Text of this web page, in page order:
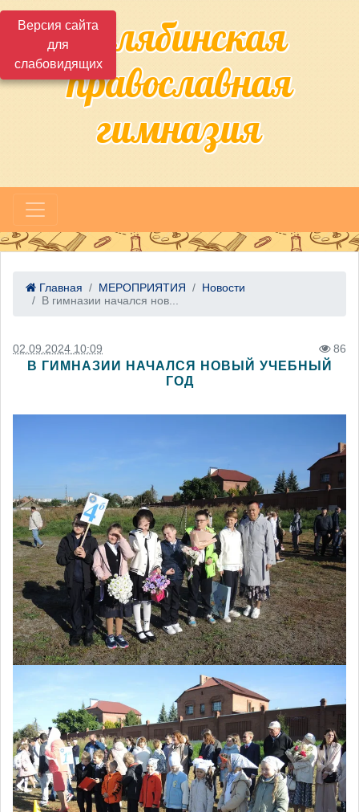
Версия сайта
для
слабовидящихЧелябинская
православная
гимназия
Главная МЕРОПРИЯТИЯ
Новости
В гимназии начался нов...
02.09.2024 10:09 86
В ГИМНАЗИИ НАЧАЛСЯ НОВЫЙ УЧЕБНЫЙ
ГОД